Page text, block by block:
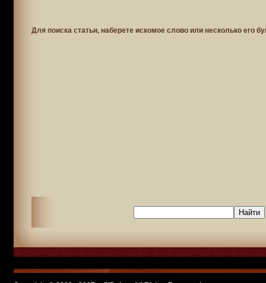
Для поиска статьи, наберете искомое слово или несколько его